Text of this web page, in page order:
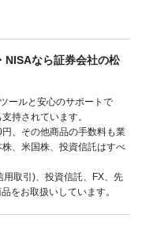
NISAなら証券会社の松
ールと安心のサポートで
持されています。
、その他商品の手数料も業
、米国株、投資信託はすべ
用取引)、投資信託、FX、先
をお取扱いしています。